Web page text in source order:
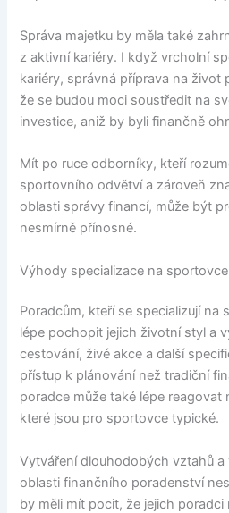
Správa majetku by měla také
z aktivní kariéry. I když vrcholní
kariéry, správná příprava na život
že se budou moci soustředit na
investice, aniž by byli finančně
Mít po ruce odborníky, kteří
sportovního odvětví a zároveň
oblasti správy financí, může být
nesmírně přínosné.
Výhody specializace na sportovce
Poradcům, kteří se specializují na
lépe pochopit jejich životní styl a
cestování, živé akce a další
přístup k plánování než tradiční
poradce může také lépe reagovat
které jsou pro sportovce typické.
Vytváření dlouhodobých vztahů a
oblasti finančního poradenství
by měli mít pocit, že jejich poradci